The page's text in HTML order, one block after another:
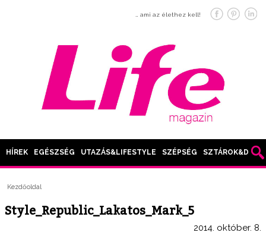
… ami az élethez kell!
HÍREK EGÉSZSÉG UTAZÁS&LIFESTYLE SZÉPSÉG SZTÁROK&DIVAT
Kezdőoldal
Style_Republic_Lakatos_Mark_5
2014. október. 8.